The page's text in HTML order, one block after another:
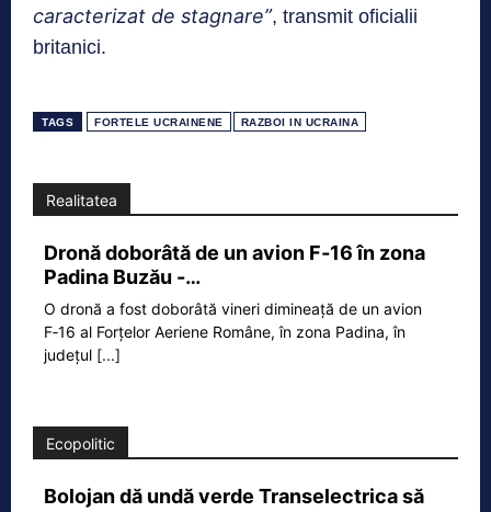
caracterizat de stagnare”, transmit oficialii
britanici.
TAGS FORTELE UCRAINENE RAZBOI IN UCRAINA
Realitatea
Dronă doborâtă de un avion F‑16 în zona
Padina Buzău -…
O dronă a fost doborâtă vineri dimineață de un avion
F‑16 al Forțelor Aeriene Române, în zona Padina, în
județul [...]
Ecopolitic
Bolojan dă undă verde Transelectrica să